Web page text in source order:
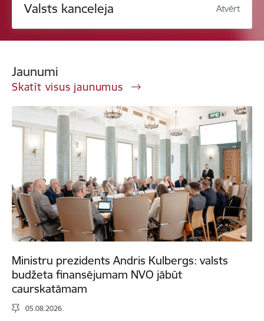
Valsts kanceleja Atvērt
Jaunumi
Skatīt visus jaunumus
Ministru prezidents Andris Kulbergs: valsts
budžeta finansējumam NVO jābūt
caurskatāmam
05.08.2026.